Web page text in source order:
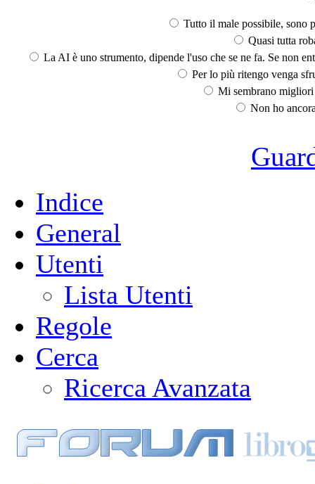
Tutto il male possibile, sono
Quasi tutta
La AI è uno strumento, dipende l'uso che se ne fa. Se non
Per lo più ritengo venga
Mi sembrano
Non ho
Indice
General
Utenti
Lista Utenti
Regole
Cerca
Ricerca Avanzata